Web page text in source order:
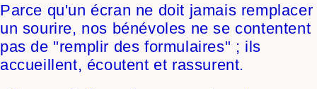
Parce qu'un écran ne doit jamais remplacer
un sourire, nos bénévoles ne se contentent
pas de "remplir des formulaires" ; ils
accueillent, écoutent et rassurent.